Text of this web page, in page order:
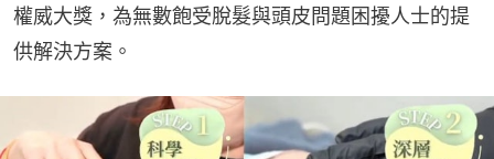
權威大獎，為無數飽受脫髮與頭皮問題困擾人士的提
供解決方案。